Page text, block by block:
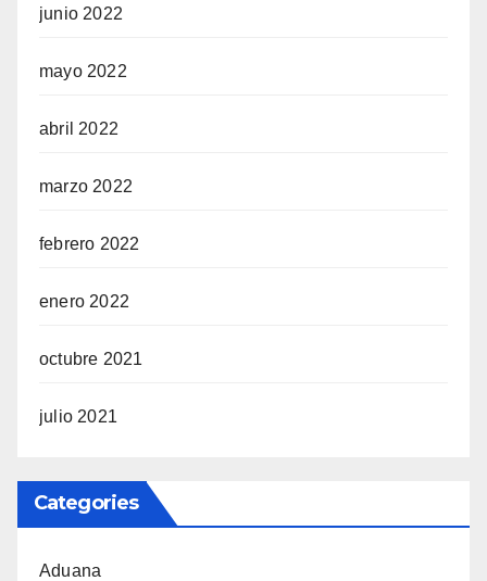
junio 2022
mayo 2022
abril 2022
marzo 2022
febrero 2022
enero 2022
octubre 2021
julio 2021
Categories
Aduana